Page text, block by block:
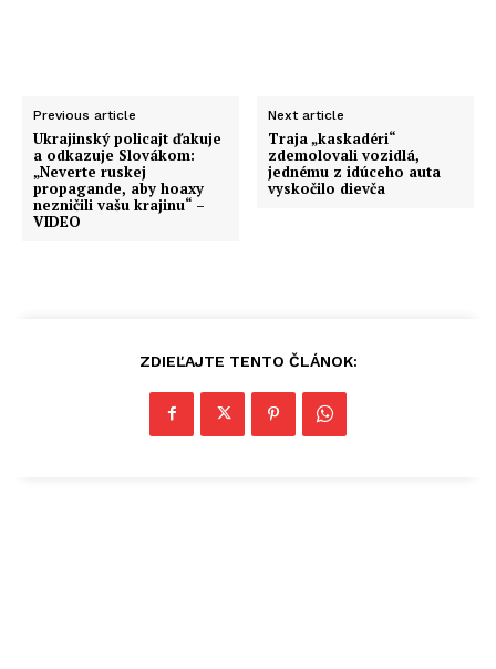
Previous article
Ukrajinský policajt ďakuje
a odkazuje Slovákom:
„Neverte ruskej
propagande, aby hoaxy
nezničili vašu krajinu“ –
VIDEO
Next article
Traja „kaskadéri“
zdemolovali vozidlá,
jednému z idúceho auta
vyskočilo dievča
ZDIEĽAJTE TENTO ČLÁNOK: